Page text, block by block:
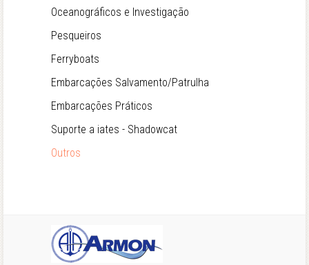
Oceanográficos e Investigação
Pesqueiros
Ferryboats
Embarcações Salvamento/Patrulha
Embarcações Práticos
Suporte a iates - Shadowcat
Outros